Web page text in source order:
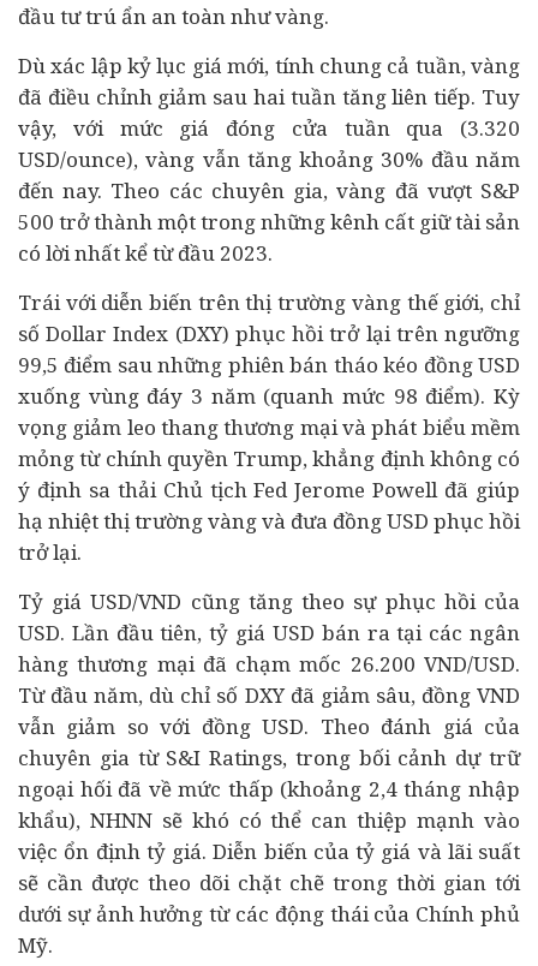
đầu tư trú ẩn an toàn như vàng.
Dù xác lập kỷ lục giá mới, tính chung cả tuần, vàng
đã điều chỉnh giảm sau hai tuần tăng liên tiếp. Tuy
vậy, với mức giá đóng cửa tuần qua (3.320
USD/ounce), vàng vẫn tăng khoảng 30% đầu năm
đến nay. Theo các chuyên gia, vàng đã vượt S&P
500 trở thành một trong những kênh cất giữ tài sản
có lời nhất kể từ đầu 2023.
Trái với diễn biến trên thị trường vàng thế giới, chỉ
số Dollar Index (DXY) phục hồi trở lại trên ngưỡng
99,5 điểm sau những phiên bán tháo kéo đồng USD
xuống vùng đáy 3 năm (quanh mức 98 điểm). Kỳ
vọng giảm leo thang thương mại và phát biểu mềm
mỏng từ chính quyền Trump, khẳng định không có
ý định sa thải Chủ tịch Fed Jerome Powell đã giúp
hạ nhiệt thị trường vàng và đưa đồng USD phục hồi
trở lại.
Tỷ giá USD/VND cũng tăng theo sự phục hồi của
USD. Lần đầu tiên, tỷ giá USD bán ra tại các ngân
hàng thương mại đã chạm mốc 26.200 VND/USD.
Từ đầu năm, dù chỉ số DXY đã giảm sâu, đồng VND
vẫn giảm so với đồng USD. Theo đánh giá của
chuyên gia từ S&I Ratings, trong bối cảnh dự trữ
ngoại hối đã về mức thấp (khoảng 2,4 tháng nhập
khẩu), NHNN sẽ khó có thể can thiệp mạnh vào
việc ổn định tỷ giá. Diễn biến của tỷ giá và lãi suất
sẽ cần được theo dõi chặt chẽ trong thời gian tới
dưới sự ảnh hưởng từ các động thái của Chính phủ
Mỹ.